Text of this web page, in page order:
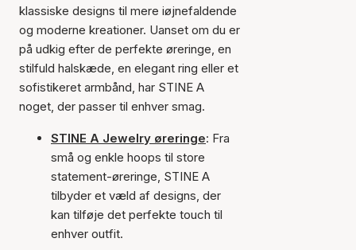
klassiske designs til mere iøjnefaldende
og moderne kreationer. Uanset om du er
på udkig efter de perfekte øreringe, en
stilfuld halskæde, en elegant ring eller et
sofistikeret armbånd, har STINE A
noget, der passer til enhver smag.
STINE A Jewelry øreringe: Fra
små og enkle hoops til store
statement-øreringe, STINE A
tilbyder et væld af designs, der
kan tilføje det perfekte touch til
enhver outfit.